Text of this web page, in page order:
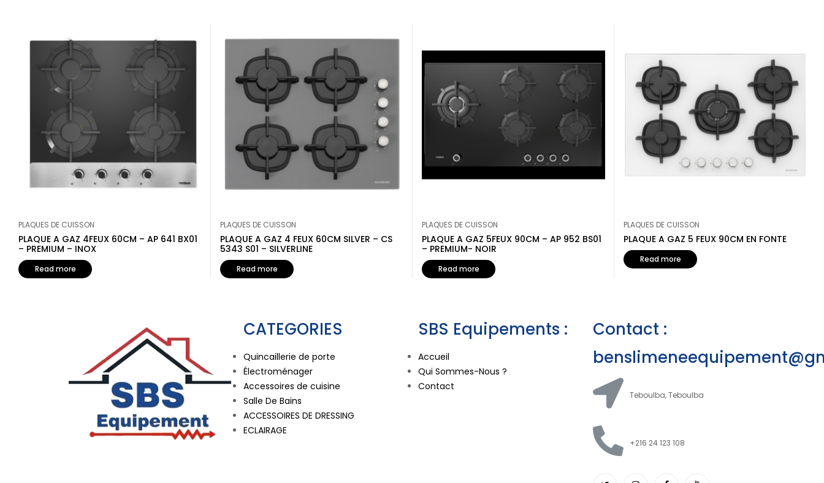
PLAQUES DE CUISSON
PLAQUE A GAZ 4FEUX 60CM – AP 641 BX01
– PREMIUM – INOX
Read more
PLAQUES DE CUISSON
PLAQUE A GAZ 4 FEUX 60CM SILVER – CS
5343 S01 – SILVERLINE
Read more
PLAQUES DE CUISSON
PLAQUE A GAZ 5FEUX 90CM – AP 952 BS01
– PREMIUM- NOIR
Read more
PLAQUES DE CUISSON
PLAQUE A GAZ 5 FEUX 90CM EN FONTE
Read more
CATEGORIES
Quincaillerie de porte
Électroménager
Accessoires de cuisine
Salle De Bains
ACCESSOIRES DE DRESSING
ECLAIRAGE
SBS Equipements :
Accueil
Qui Sommes-Nous ?
Contact
Contact :
Teboulba, Teboulba
+216 24 123 108